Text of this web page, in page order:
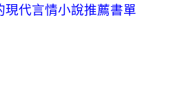
現代言情小說推薦書單